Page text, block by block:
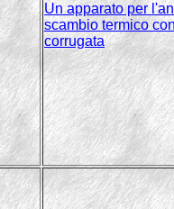
Un apparato per
scambio termico
corrugata